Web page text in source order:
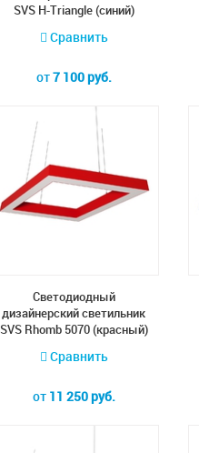
SVS H-Triangle (синий)
Сравнить
от7 100 руб.
Cветодиодный
дизайнерский светильник
SVS Rhomb 5070 (красный)
Сравнить
от 11 250 руб.